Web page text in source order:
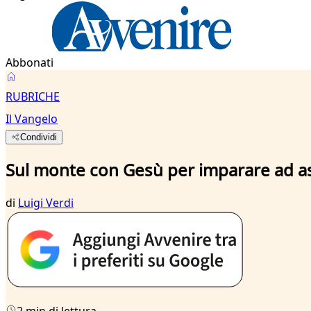
Abbonati
RUBRICHE
Il Vangelo
Condividi
Sul monte con Gesù per imparare ad
di Luigi Verdi